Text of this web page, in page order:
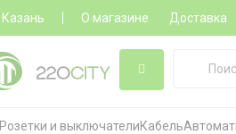
Казань О магазине Доставка
Розетки и выключателиКабель